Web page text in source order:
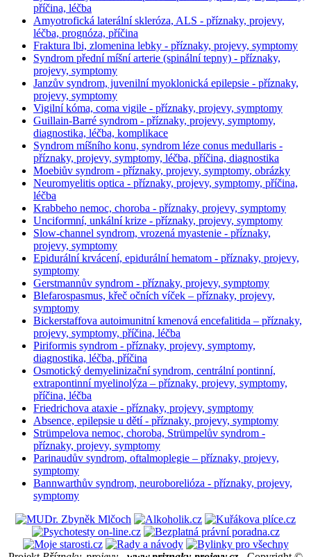
příčina, léčba
Amyotrofická laterální skleróza, ALS - příznaky, projevy,
léčba, prognóza, příčina
Fraktura lbi, zlomenina lebky - příznaky, projevy, symptomy
Syndrom přední míšní arterie (spinální tepny) - příznaky,
projevy, symptomy
Janzův syndrom, juvenilní myoklonická epilepsie - příznaky,
projevy, symptomy
Vigilní kóma, coma vigile - příznaky, projevy, symptomy
Guillain-Barré syndrom - příznaky, projevy, symptomy,
diagnostika, léčba, komplikace
Syndrom míšního konu, syndrom léze conus medullaris -
příznaky, projevy, symptomy, léčba, příčina, diagnostika
Moebiův syndrom - příznaky, projevy, symptomy, obrázky
Neuromyelitis optica - příznaky, projevy, symptomy, příčina,
léčba
Krabbeho nemoc, choroba - příznaky, projevy, symptomy
Unciformní, unkální krize - příznaky, projevy, symptomy
Slow-channel syndrom, vrozená myastenie - příznaky,
projevy, symptomy
Epidurální krvácení, epidurální hematom - příznaky, projevy,
symptomy
Gerstmannův syndrom - příznaky, projevy, symptomy
Blefarospasmus, křeč očních víček – příznaky, projevy,
symptomy
Bickerstaffova autoimunitní kmenová encefalitida – příznaky,
projevy, symptomy, příčina, léčba
Piriformis syndrom - příznaky, projevy, symptomy,
diagnostika, léčba, příčina
Osmotický demyelinizační syndrom, centrální pontinní,
extrapontinní myelinolýza – příznaky, projevy, symptomy,
příčina, léčba
Friedrichova ataxie - příznaky, projevy, symptomy
Absence, epilepsie u dětí - příznaky, projevy, symptomy
Strümpelova nemoc, choroba, Strümpelův syndrom -
příznaky, projevy, symptomy
Parinaudův syndrom, oftalmoplegie – příznaky, projevy,
symptomy
Bannwarthův syndrom, neuroborelióza - příznaky, projevy,
symptomy